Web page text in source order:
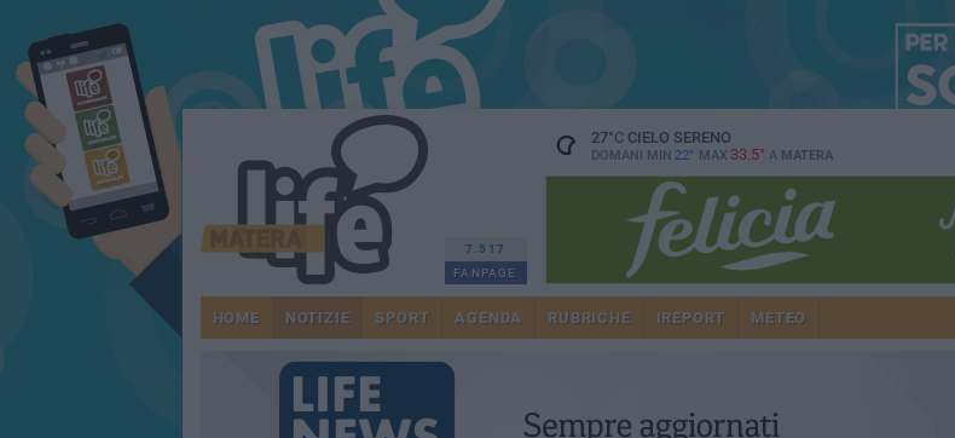
7.517
FANPAGE
27°CCIELO SERENO
DOMANI MIN 22° MAX 33.5° A MATERA
HOME NOTIZIE SPORT AGENDA RUBRICHE IREPORT METEO